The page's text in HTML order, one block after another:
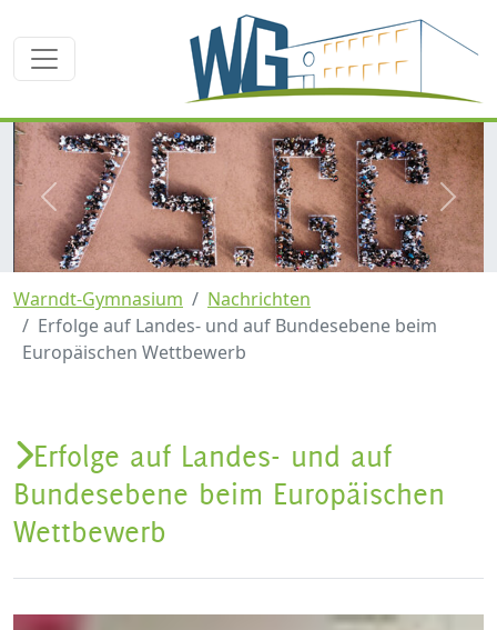
zurück
Warndt-Gymnasium
Nachrichten
Erfolge auf Landes- und auf Bundesebene beim
Europäischen Wettbewerb
Erfolge auf Landes- und auf
Bundesebene beim Europäischen
Wettbewerb